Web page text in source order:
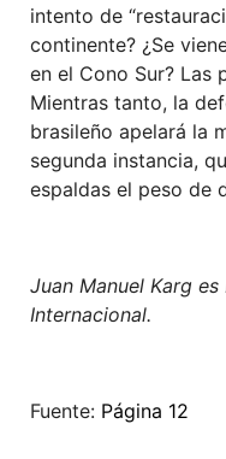
intento de
continente? ¿Se
en el Cono Sur? Las
Mientras tanto, la
brasileño apelará la
segunda instancia,
espaldas el peso de
Juan Manuel Karg
Internacional.
Fuente: Página 12